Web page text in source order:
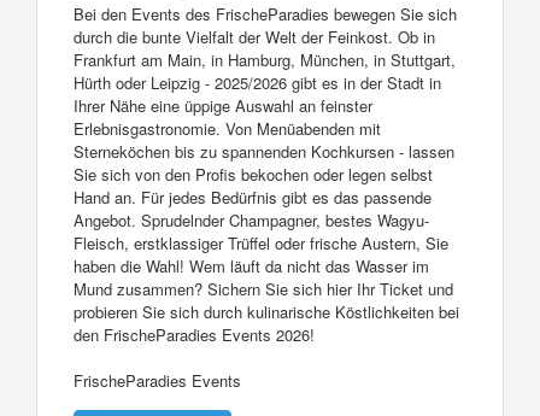
Bei den Events des FrischeParadies bewegen Sie sich
durch die bunte Vielfalt der Welt der Feinkost. Ob in
Frankfurt am Main, in Hamburg, München, in Stuttgart,
Hürth oder Leipzig - 2025/2026 gibt es in der Stadt in
Ihrer Nähe eine üppige Auswahl an feinster
Erlebnisgastronomie. Von Menüabenden mit
Sterneköchen bis zu spannenden Kochkursen - lassen
Sie sich von den Profis bekochen oder legen selbst
Hand an. Für jedes Bedürfnis gibt es das passende
Angebot. Sprudelnder Champagner, bestes Wagyu-
Fleisch, erstklassiger Trüffel oder frische Austern, Sie
haben die Wahl! Wem läuft da nicht das Wasser im
Mund zusammen? Sichern Sie sich hier Ihr Ticket und
probieren Sie sich durch kulinarische Köstlichkeiten bei
den FrischeParadies Events 2026!
FrischeParadies Events